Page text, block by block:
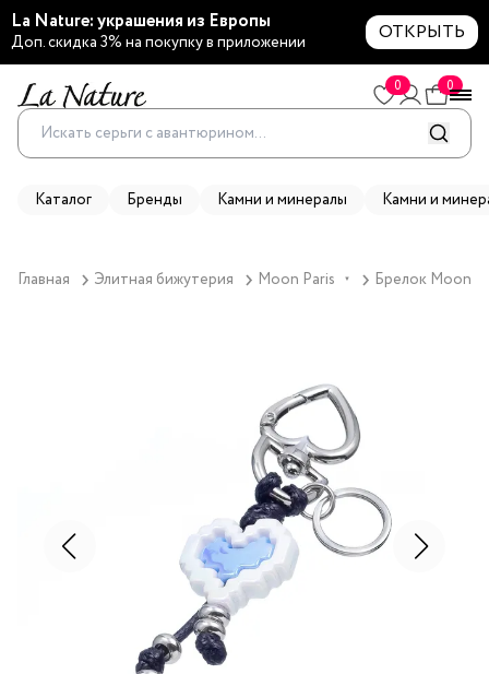
La Nature: украшения из Европы
Доп. скидка 3% на покупку в приложении ОТКРЫТЬ
0 0
Каталог Бренды Камни и минералы Камни и
Главная Элитная бижутерия Moon Paris ▼ Брелок Moon